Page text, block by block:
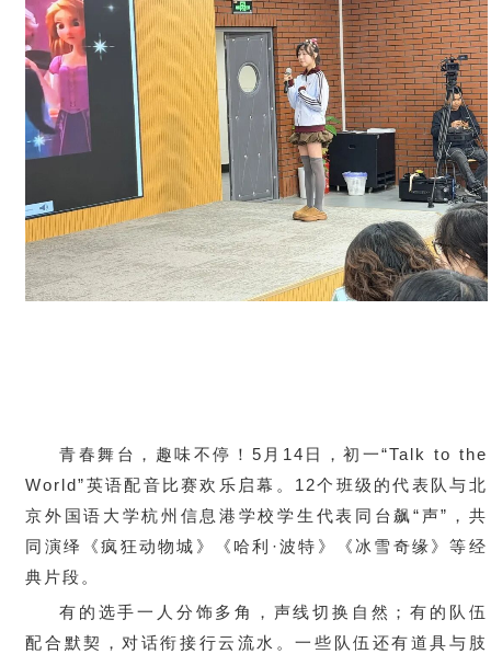
青春舞台，趣味不停！5月14日，初一“Talk to the
World”英语配音比赛欢乐启幕。12个班级的代表队与北
京外国语大学杭州信息港学校学生代表同台飙“声”，共
同演绎《疯狂动物城》《哈利·波特》《冰雪奇缘》等经
典片段。
有的选手一人分饰多角，声线切换自然；有的队伍
配合默契，对话衔接行云流水。一些队伍还有道具与肢